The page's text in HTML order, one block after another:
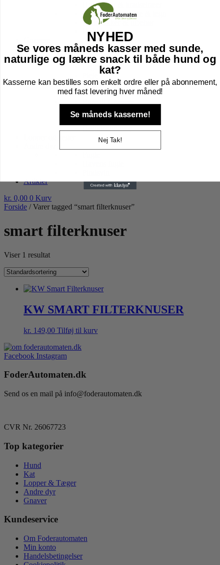
Hule, kurv & kradsetræer
Halsbånd, sele, line & tegn
Kattebakker & tilbehør
Højtider kat
Foder til Gnavere
Godbidder
Legetøj
Transport Af Gnavere
Seler og Liner til gnavere
Tilbehør til bur
Bund til Bur
Højtider gnaver
Artikler
kr. 0,00 0 Kurv
Forside / Varer tagged “smart filterknuser”
smart filterknuser
Viser 1 resultat
KW SMART FILTERKNUSER
kr. 149,00 Tilføj til kurv
Facebook Instagram
FoderAutomaten.dk
Send os en mail på info@foderautomaten.dk
CVR Nr. 26067723
Top kategorier
Hund
Kat
Lopper & Tæger
Andre dyr
Gnaver
Kundeservice
Om Foderautomaten
Min konto
Handelsbetingelser
NYHED
Se vores måneds kasser med sunde,
naturlige og lækre snack til både hund og
kat?
Kasserne kan bestilles som enkelt ordre eller på abonnement,
med fast levering hver måned!
Se måneds kasserne!
Nej Tak!